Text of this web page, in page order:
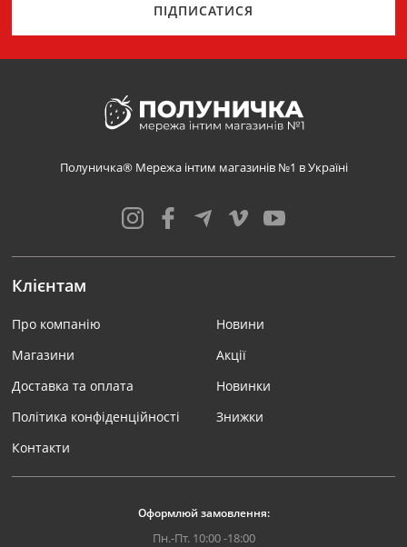
ПІДПИСАТИСЯ
Полуничка® Мережа інтим магазинів №1 в Україні
Клієнтам
Про компанію
Магазини
Доставка та оплата
Політика конфіденційності
Контакти
Новини
Акції
Новинки
Знижки
Оформлюй замовлення:
Пн.-Пт. 10:00 -18:00